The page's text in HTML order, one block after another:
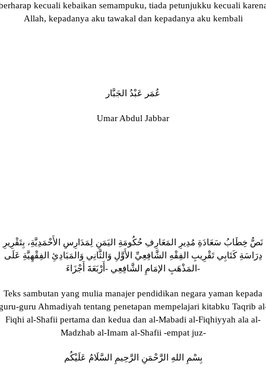
kecuali kebaikan semampuku, tiada petunjukku kecuali
Allah, kepadanya aku tawakal dan kepadanya aku kembali
عُمَر عَبْدُ الجَبَّار
Umar Abdul Jabbar
نَصُّ خِطَابُ سَعَادَةِ مُدِيرِ المَعَارِفِ حُكُومَةِ اليَمَنِ لِمَدَارِسِ الأَحْمَدِيَّةِ، بِتَقْرِيرِ
دِرَاسَةِ كَتَابِي تَقْرِيبِ الفِقْهِ الشَّافِعِيِّ الأَوَّلِ وَالثَّانِي وَالمَبَادِئِ الفِقْهِيَّةِ عَلَى
المَذْهَبِ الإمَامِ الشَّافِعِي -أَرْبَعَةَ أَجْزَاءَ-
Teks sambutan yang mulia manajer pendidikan negara yaman kepada
guru Ahmadiyah tentang penetapan mempelajari kitabku Taqrib
Fiqhi al-Shafii pertama dan kedua dan al-Mabadi al-Fiqhiyyah ala al-
Madzhab al-Imam al-Shafii -empat juz-
بِسْمِ اللهِ الرَّحْمَنِ الرَّحِيمِ السَّلَامُ عَلَيْكُم